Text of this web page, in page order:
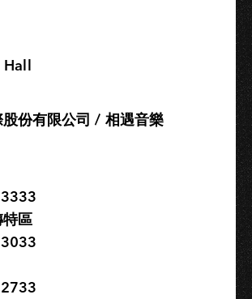
Hall
份有限公司 / 相遇音樂
區